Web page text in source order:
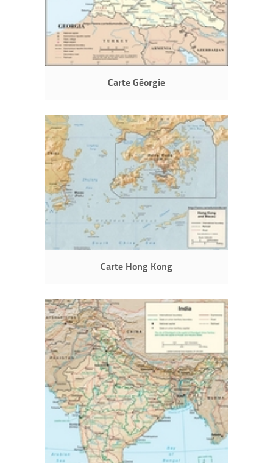
Carte Géorgie
Carte Hong Kong